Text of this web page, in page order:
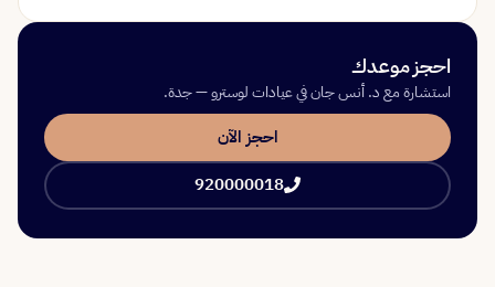
احجز موعدك
استشارة مع د. أنس جان في عيادات لوسترو — جدة.
احجز الآن
920000018